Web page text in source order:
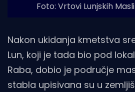
Foto: Vrtovi Lunjskih
Nakon ukidanja kmetstva
Lun, koji je tada bio pod
Raba, dobio je područje
stabla upisivana su u